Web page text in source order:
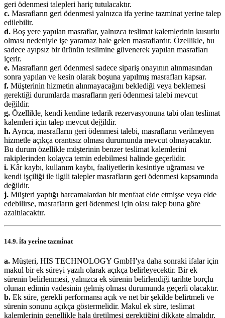
geri ödenmesi talepleri hariç tutulacaktır.
c. Masrafların geri ödenmesi yalnızca ifa yerine tazminat yerine talep
edilebilir.
d. Boş yere yapılan masraflar, yalnızca teslimat kalemlerinin kusurlu
olması nedeniyle işe yaramaz hale gelen masraflardır. Özellikle, bu
sadece ayıpsız bir ürünün teslimine güvenerek yapılan masrafları
içerir.
e. Masrafların geri ödenmesi sadece sipariş onayının alınmasından
sonra yapılan ve kesin olarak boşuna yapılmış masrafları kapsar.
f. Müşterinin hizmetin alınmayacağını beklediği veya beklemesi
gerektiği durumlarda masrafların geri ödenmesi talebi mevcut
değildir.
g. Özellikle, kendi kendine tedarik rezervasyonuna tabi olan teslimat
kalemleri için talep mevcut değildir.
h. Ayrıca, masrafların geri ödenmesi talebi, masrafların verilmeyen
hizmetle açıkça orantısız olması durumunda mevcut olmayacaktır.
Bu durum özellikle müşterinin benzer teslimat kalemlerini
rakiplerinden kolayca temin edebilmesi halinde geçerlidir.
i. Kâr kaybı, kullanım kaybı, faaliyetlerin kesintiye uğraması ve
kendi işçiliği ile ilgili talepler masrafların geri ödenmesi kapsamında
değildir.
j. Müşteri yaptığı harcamalardan bir menfaat elde etmişse veya elde
edebilirse, masrafların geri ödenmesi için olası talep buna göre
azaltılacaktır.
14.9. i̇fa yeri̇ne tazmi̇nat
a. Müşteri, HIS TECHNOLOGY GmbH'ya daha sonraki ifalar için
makul bir ek süreyi yazılı olarak açıkça belirleyecektir. Bir ek
sürenin belirlenmesi, yalnızca ek sürenin belirlendiği tarihte borçlu
olunan edimin vadesinin gelmiş olması durumunda geçerli olacaktır.
b. Ek süre, gerekli performansı açık ve net bir şekilde belirtmeli ve
sürenin sonunu açıkça göstermelidir. Makul ek süre, teslimat
kalemlerinin genellikle hala üretilmesi gerektiğini dikkate almalıdır.